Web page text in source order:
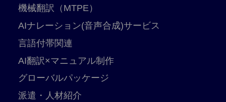
機械翻訳（MTPE）
AIナレーション(音声合成)サービス
言語付帯関連
AI翻訳×マニュアル制作
グローバルパッケージ
派遣・人材紹介